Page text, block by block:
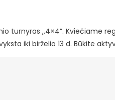
turnyras ,,4×4”. Kviečiame
iki birželio 13 d. Būkite